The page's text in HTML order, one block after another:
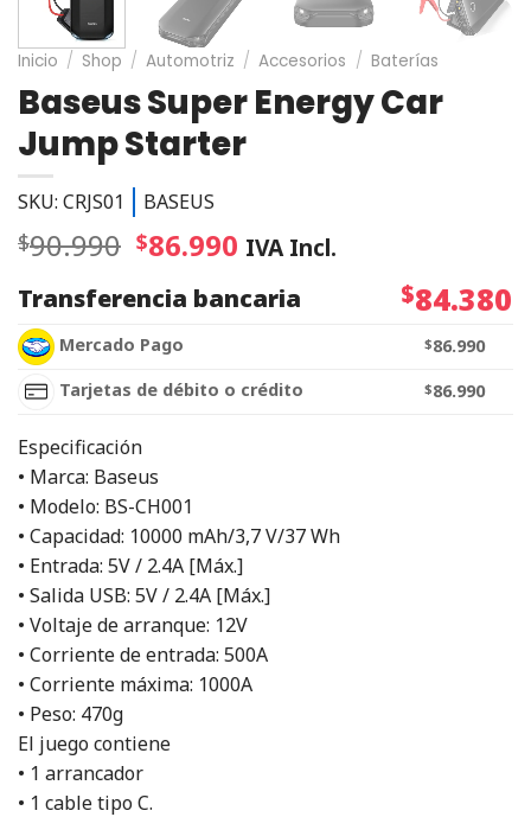
Inicio / Shop / Automotriz / Accesorios / Baterías
Baseus Super Energy Car
Jump Starter
SKU: CRJS01 BASEUS
$90.990 $86.990 IVA Incl.
Transferencia bancaria
$84.380
Mercado Pago $86.990
Tarjetas de débito o crédito
$86.990
Especificación
• Marca: Baseus
• Modelo: BS-CH001
• Capacidad: 10000 mAh/3,7 V/37 Wh
• Entrada: 5V / 2.4A [Máx.]
• Salida USB: 5V / 2.4A [Máx.]
• Voltaje de arranque: 12V
• Corriente de entrada: 500A
• Corriente máxima: 1000A
• Peso: 470g
El juego contiene
• 1 arrancador
• 1 cable tipo C.